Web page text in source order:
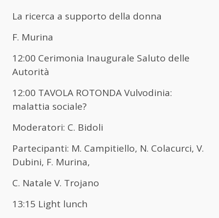
La ricerca a supporto della donna
F. Murina
12:00 Cerimonia Inaugurale Saluto delle
Autorità
12:00 TAVOLA ROTONDA Vulvodinia:
malattia sociale?
Moderatori: C. Bidoli
Partecipanti: M. Campitiello, N. Colacurci, V.
Dubini, F. Murina,
C. Natale V. Trojano
13:15 Light lunch